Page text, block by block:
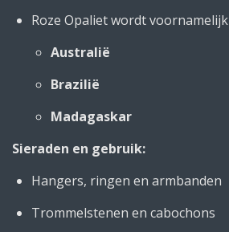
Roze Opaliet wordt voornamelijk
Australië
Brazilië
Madagaskar
Sieraden en gebruik:
Hangers, ringen en armbanden
Trommelstenen en cabochons